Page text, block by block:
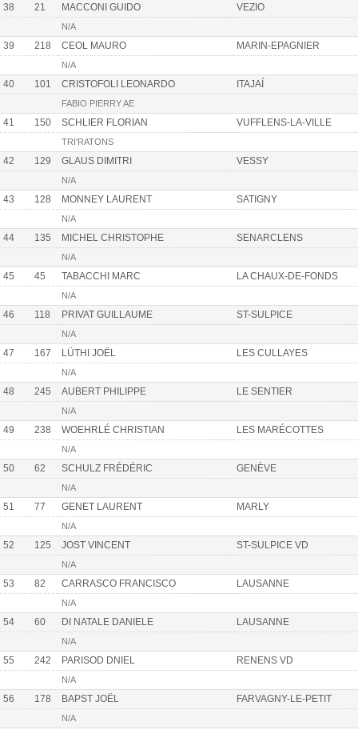
38 21 MACCONI GUIDO VEZIO
N/A
39 218 CEOL MAURO MARIN-EPAGNIER
N/A
40 101 CRISTOFOLI LEONARDO ITAJAÍ
FABIO PIERRY AE
41 150 SCHLIER FLORIAN VUFFLENS-LA-VILLE
TRI'RATONS
42 129 GLAUS DIMITRI VESSY
N/A
43 128 MONNEY LAURENT SATIGNY
N/A
44 135 MICHEL CHRISTOPHE SENARCLENS
N/A
45 45 TABACCHI MARC LA CHAUX-DE-FONDS
N/A
46 118 PRIVAT GUILLAUME ST-SULPICE
N/A
47 167 LÜTHI JOËL LES CULLAYES
N/A
48 245 AUBERT PHILIPPE LE SENTIER
N/A
49 238 WOEHRLÉ CHRISTIAN LES MARÉCOTTES
N/A
50 62 SCHULZ FRÉDÉRIC GENÈVE
N/A
51 77 GENET LAURENT MARLY
N/A
52 125 JOST VINCENT ST-SULPICE VD
N/A
53 82 CARRASCO FRANCISCO LAUSANNE
N/A
54 60 DI NATALE DANIELE LAUSANNE
N/A
55 242 PARISOD DNIEL RENENS VD
N/A
56 178 BAPST JOËL FARVAGNY-LE-PETIT
N/A